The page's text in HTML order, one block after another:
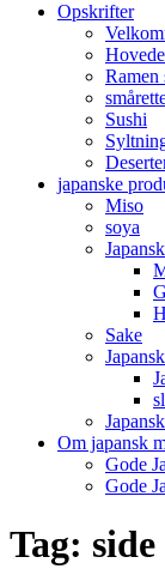
Opskrifter
Ramen
Sushi
japanske
Miso
soya
Sake
Om japansk
Gode
Gode
Tag: